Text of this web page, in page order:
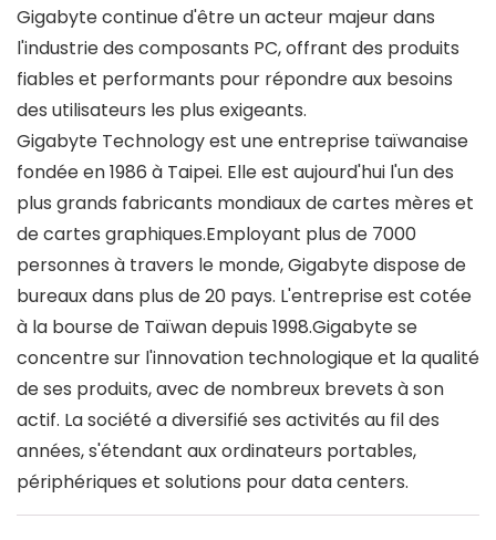
Gigabyte continue d'être un acteur majeur dans
l'industrie des composants PC, offrant des produits
fiables et performants pour répondre aux besoins
des utilisateurs les plus exigeants.
Gigabyte Technology est une entreprise taïwanaise
fondée en 1986 à Taipei. Elle est aujourd'hui l'un des
plus grands fabricants mondiaux de cartes mères et
de cartes graphiques.Employant plus de 7000
personnes à travers le monde, Gigabyte dispose de
bureaux dans plus de 20 pays. L'entreprise est cotée
à la bourse de Taïwan depuis 1998.Gigabyte se
concentre sur l'innovation technologique et la qualité
de ses produits, avec de nombreux brevets à son
actif. La société a diversifié ses activités au fil des
années, s'étendant aux ordinateurs portables,
périphériques et solutions pour data centers.